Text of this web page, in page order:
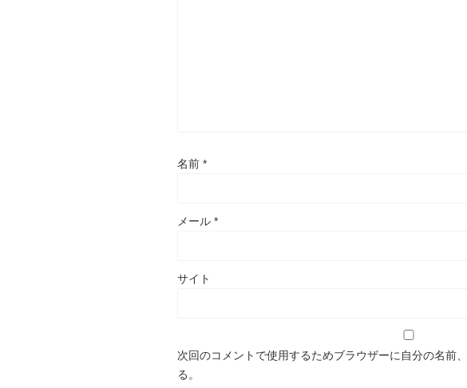
名前 *
メール *
サイト
次回のコメントで使用するためブラウザーに自分の名前
る。